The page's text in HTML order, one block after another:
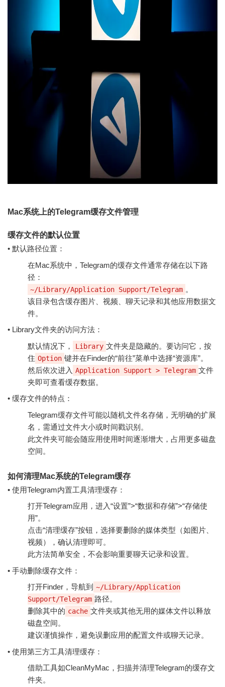
Mac系统上的Telegram缓存文件管理
缓存文件的默认位置
• 默认路径位置：
在Mac系统中，Telegram的缓存文件通常存储在以下路
径：
~/Library/Application Support/Telegram 。
该目录包含缓存图片、视频、聊天记录和其他应用数据文
件。
• Library文件夹的访问方法：
默认情况下，
Library 文件夹是隐藏的。要访问它，按
住 Option 键并在Finder的“前往”菜单中选择“资源库”。
然后依次进入 Application Support > Telegram 文件
夹即可查看缓存数据。
• 缓存文件的特点：
Telegram缓存文件可能以随机文件名存储，无明确的扩展
名，需通过文件大小或时间戳识别。
此文件夹可能会随应用使用时间逐渐增大，占用更多磁盘
空间。
如何清理Mac系统的Telegram缓存
• 使用Telegram内置工具清理缓存：
打开Telegram应用，进入“设置”>“数据和存储”>“存储使
用”。
点击“清理缓存”按钮，选择要删除的媒体类型（如图片、
视频），确认清理即可。
此方法简单安全，不会影响重要聊天记录和设置。
• 手动删除缓存文件：
打开Finder，导航到 ~/Library/Application
Support/Telegram 路径。
删除其中的 cache 文件夹或其他无用的媒体文件以释放
磁盘空间。
建议谨慎操作，避免误删应用的配置文件或聊天记录。
• 使用第三方工具清理缓存：
借助工具如CleanMyMac，扫描并清理Telegram的缓存文
件夹。